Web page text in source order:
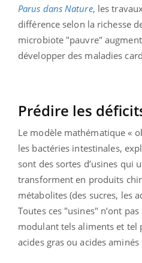
Parus dans Nature, les
différence selon la richesse
microbiote "pauvre"
développer des maladies
Prédire les
Le modèle mathématique «
les bactéries intestinales,
sont des sortes d’usines qui
transforment en produits
métabolites (des sucres, les
Toutes ces "usines" n’ont
modulant tels aliments et
acides gras ou acides